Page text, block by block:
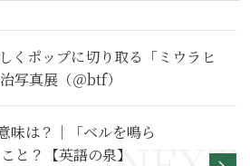
くポップに切り取る「ミウラヒ
写真展（＠btf）
は？｜「ベルを鳴ら
と？【英語の泉】